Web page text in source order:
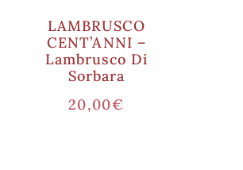
LAMBRUSCO
CENT’ANNI –
Lambrusco Di
Sorbara
20,00€